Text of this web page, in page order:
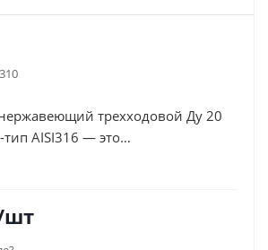
трехходовой Ду 20
AISI316 — это
и надежное устройство,
резьбовой (Вр/Вр/Вр)